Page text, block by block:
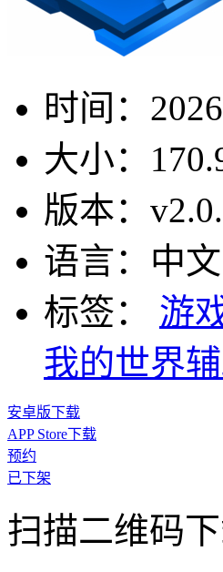
时间：
大小：
版本：
语言： 中文
标签：
游
我的世界
安卓版下载
APP Store下载
预约
已下架
扫描二维码